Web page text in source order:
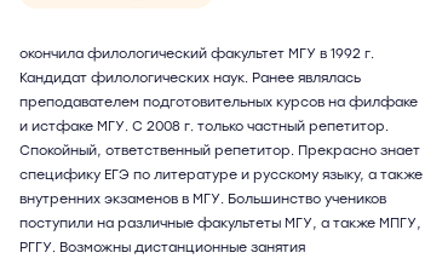
окончила филологический факультет МГУ в 1992 г.
Кандидат филологических наук. Ранее являлась
преподавателем подготовительных курсов на филфаке
и истфаке МГУ. С 2008 г. только частный репетитор.
Спокойный, ответственный репетитор. Прекрасно знает
специфику ЕГЭ по литературе и русскому языку, а также
внутренних экзаменов в МГУ. Большинство учеников
поступили на различные факультеты МГУ, а также МПГУ,
РГГУ. Возможны дистанционные занятия